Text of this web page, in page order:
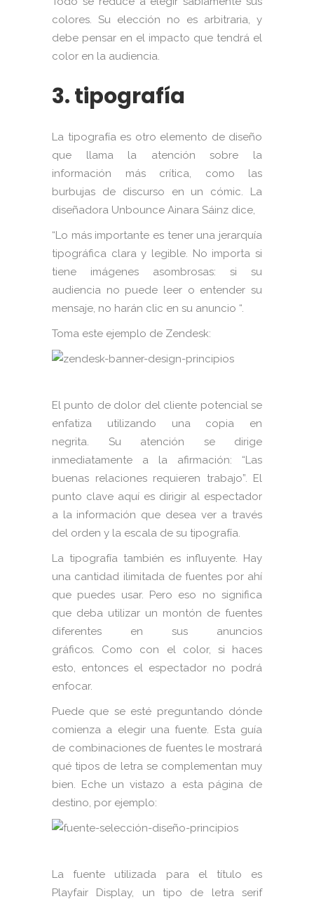
colores. Su elección no es arbitraria, y
debe pensar en el impacto que tendrá el
color en la audiencia.
3. tipografía
La tipografía es otro elemento de diseño
que llama la atención sobre la
información más crítica, como las
burbujas de discurso en un cómic. La
diseñadora Unbounce Ainara Sáinz dice,
“Lo más importante es tener una jerarquía
tipográfica clara y legible. No importa si
tiene imágenes asombrosas: si su
audiencia no puede leer o entender su
mensaje, no harán clic en su anuncio “.
Toma este ejemplo de Zendesk:
El punto de dolor del cliente potencial se
enfatiza utilizando una copia en
negrita. Su atención se dirige
inmediatamente a la afirmación: “Las
buenas relaciones requieren trabajo”. El
punto clave aquí es dirigir al espectador
a la información que desea ver a través
del orden y la escala de su tipografía.
La tipografía también es influyente. Hay
una cantidad ilimitada de fuentes por ahí
que puedes usar. Pero eso no significa
que deba utilizar un montón de fuentes
diferentes en sus anuncios
gráficos. Como con el color, si haces
esto, entonces el espectador no podrá
enfocar.
Puede que se esté preguntando dónde
comienza a elegir una fuente. Esta guía
de combinaciones de fuentes le mostrará
qué tipos de letra se complementan muy
bien. Eche un vistazo a esta página de
destino, por ejemplo:
La fuente utilizada para el título es
Playfair Display, un tipo de letra serif